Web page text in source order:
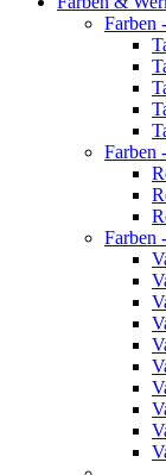
Farben
Farben
Farben